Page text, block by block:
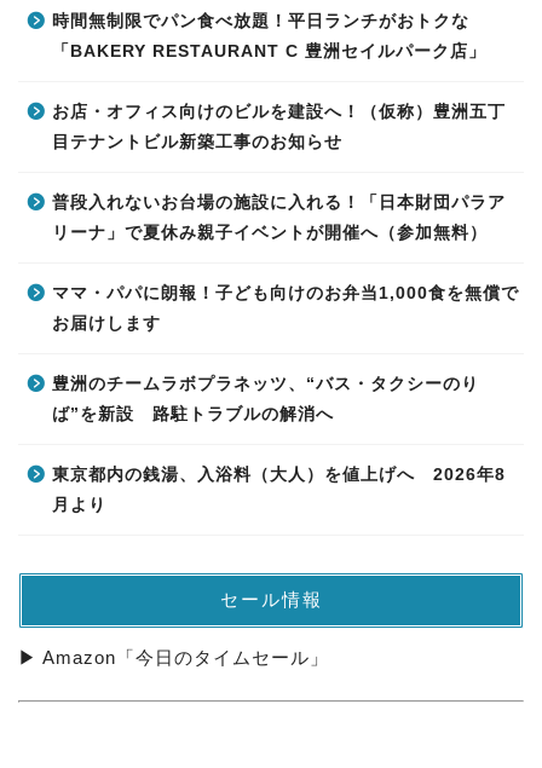
時間無制限でパン食べ放題！平日ランチがおトクな
「BAKERY RESTAURANT C 豊洲セイルパーク店」
お店・オフィス向けのビルを建設へ！（仮称）豊洲五丁
目テナントビル新築工事のお知らせ
普段入れないお台場の施設に入れる！「日本財団パラア
リーナ」で夏休み親子イベントが開催へ（参加無料）
ママ・パパに朗報！子ども向けのお弁当1,000食を無償で
お届けします
豊洲のチームラボプラネッツ、“バス・タクシーのり
ば”を新設 路駐トラブルの解消へ
東京都内の銭湯、入浴料（大人）を値上げへ 2026年8
月より
セール情報
▶ Amazon「今日のタイムセール」